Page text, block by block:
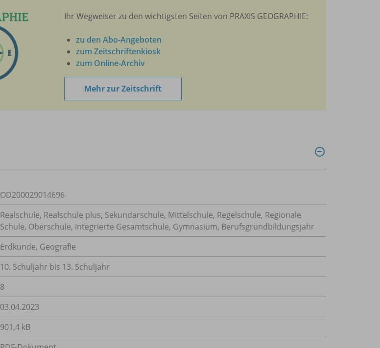
Ihr Wegweiser zu den wichtigsten Seiten von PRAXIS GEOGRAPHIE:
zu den Abo-Angeboten
zum Zeitschriftenkiosk
zum Online-Archiv
Mehr zur Zeitschrift
OD200029014696
Realschule, Realschule plus, Sekundarschule, Mittelschule, Regelschule, Regionale
Schule, Oberschule, Integrierte Gesamtschule, Gymnasium, Berufsgrundbildungsjahr
Erdkunde, Geografie
10. Schuljahr bis 13. Schuljahr
8
03.04.2023
901,4 kB